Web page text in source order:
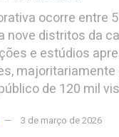
ocorre entre
nove distritos da
e estúdios
majoritariamente
de 120 mil
3 de março de 2026